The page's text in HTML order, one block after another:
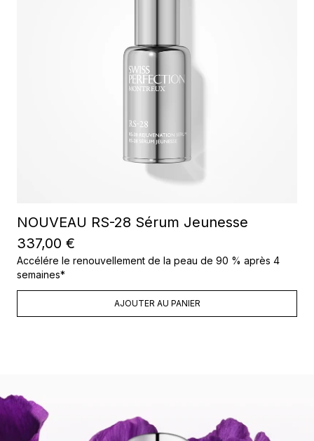
NOUVEAU RS-28 Sérum Jeunesse
337,00 €
Accélére le renouvellement de la peau de 90 % après 4
semaines*
AJOUTER AU PANIER